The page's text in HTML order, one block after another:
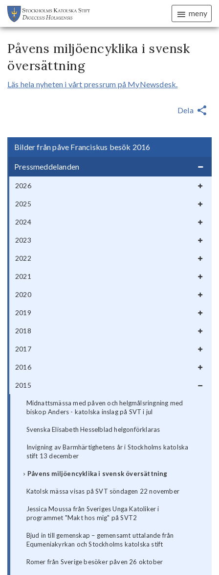
meny
Bilder från påve Franciskus besök 2016
Pressmeddelanden
2026
2025
2024
2023
2022
2021
2020
2019
2018
2017
2016
2015
Midnattsmässa med påven och helgmålsringning med
biskop Anders - katolska inslag på SVT i jul
Svenska Elisabeth Hesselblad helgonförklaras
Invigning av Barmhärtighetens år i Stockholms katolska
stift 13 december
Påvens miljöencyklika i svensk översättning
Katolsk mässa visas på SVT söndagen 22 november
Jessica Moussa från Sveriges Unga Katoliker i
programmet "Makt hos mig" på SVT2
Bjud in till gemenskap – gemensamt uttalande från
Equmeniakyrkan och Stockholms katolska stift
Romer från Sverige besöker påven 26 oktober
Påvens miljöencyklika i svensk
översättning
Läs hela nyheten i vårt pressrum på MyNewsdesk.
Dela